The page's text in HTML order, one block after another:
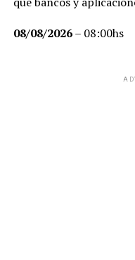
08/08/2026– 08:00hs